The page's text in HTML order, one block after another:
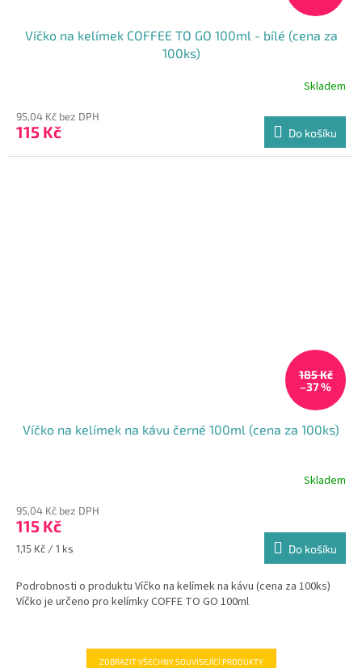
Víčko na kelímek COFFEE TO GO 100ml - bílé (cena za
100ks)
produktu
je
Skladem
95,04 Kč bez DPH
115 Kč Do košíku
185 Kč
–37 %
Víčko na kelímek na kávu černé 100ml (cena za 100ks)
Skladem
95,04 Kč bez DPH
115 Kč
Měrná
1,15 Kč / 1 ks Do košíku
Podrobnosti o produktu Víčko na kelímek na kávu (cena za 100ks)
Víčko je určeno pro kelímky COFFE TO GO 100ml
ZOBRAZIT VŠECHNY SOUVISEJÍCÍ PRODUKTY